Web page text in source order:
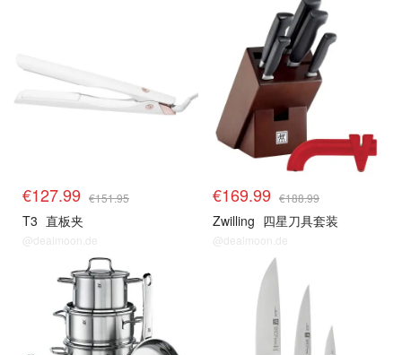
€127.99 €151.95
T3 直板夹
@dealmoon.de
€169.99 €188.99
Zwilling 四星刀具套装
@dealmoon.de